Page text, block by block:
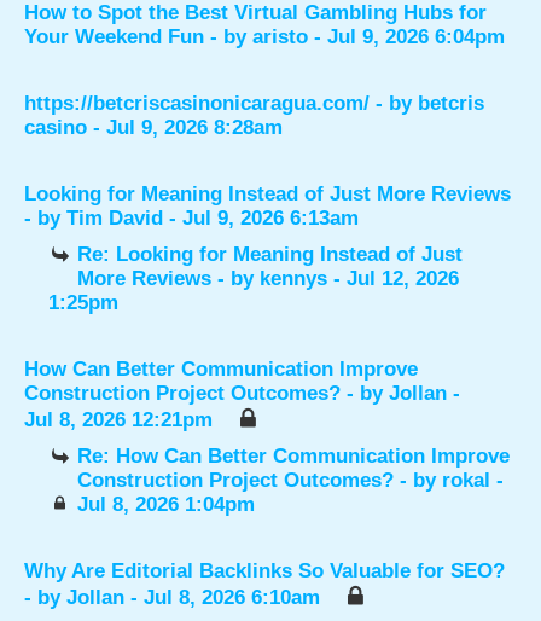
How to Spot the Best Virtual Gambling Hubs for
Your Weekend Fun - by aristo - Jul 9, 2026 6:04pm
https://betcriscasinonicaragua.com/ - by betcris
casino - Jul 9, 2026 8:28am
Looking for Meaning Instead of Just More Reviews
- by Tim David - Jul 9, 2026 6:13am
Re: Looking for Meaning Instead of Just
More Reviews - by kennys - Jul 12, 2026
1:25pm
How Can Better Communication Improve
Construction Project Outcomes? - by Jollan -
Jul 8, 2026 12:21pm
Re: How Can Better Communication Improve
Construction Project Outcomes? - by rokal -
Jul 8, 2026 1:04pm
Why Are Editorial Backlinks So Valuable for SEO?
- by Jollan - Jul 8, 2026 6:10am